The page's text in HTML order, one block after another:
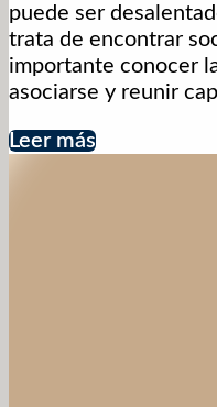
puede ser
trata de encontrar
importante conocer
asociarse y reunir
Leer más